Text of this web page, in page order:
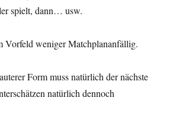
spielt, dann… usw.
Vorfeld weniger Matchplananfällig.
Form muss natürlich der nächste
natürlich dennoch